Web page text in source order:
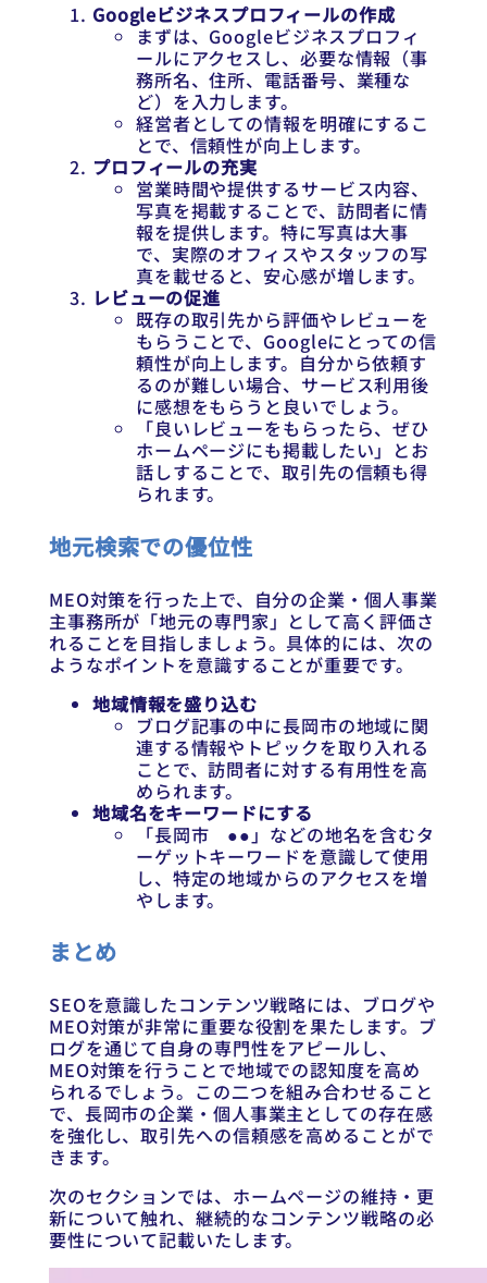
Googleビジネスプロフィールの作成
まずは、Googleビジネスプロフィ
ールにアクセスし、必要な情報（事
務所名、住所、電話番号、業種な
ど）を入力します。
経営者としての情報を明確にするこ
とで、信頼性が向上します。
プロフィールの充実
営業時間や提供するサービス内容、
写真を掲載することで、訪問者に情
報を提供します。特に写真は大事
で、実際のオフィスやスタッフの写
真を載せると、安心感が増します。
レビューの促進
既存の取引先から評価やレビューを
もらうことで、Googleにとっての信
頼性が向上します。自分から依頼す
るのが難しい場合、サービス利用後
に感想をもらうと良いでしょう。
「良いレビューをもらったら、ぜひ
ホームページにも掲載したい」とお
話しすることで、取引先の信頼も得
られます。
地元検索での優位性
MEO対策を行った上で、自分の企業・個人事業
主事務所が「地元の専門家」として高く評価さ
れることを目指しましょう。具体的には、次の
ようなポイントを意識することが重要です。
地域情報を盛り込む
ブログ記事の中に長岡市の地域に関
連する情報やトピックを取り入れる
ことで、訪問者に対する有用性を高
められます。
地域名をキーワードにする
「長岡市 ●●」などの地名を含むタ
ーゲットキーワードを意識して使用
し、特定の地域からのアクセスを増
やします。
まとめ
SEOを意識したコンテンツ戦略には、ブログや
MEO対策が非常に重要な役割を果たします。ブ
ログを通じて自身の専門性をアピールし、
MEO対策を行うことで地域での認知度を高め
られるでしょう。この二つを組み合わせること
で、長岡市の企業・個人事業主としての存在感
を強化し、取引先への信頼感を高めることがで
きます。
次のセクションでは、ホームページの維持・更
新について触れ、継続的なコンテンツ戦略の必
要性について記載いたします。